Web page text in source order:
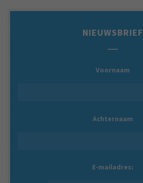
NIEUWSBRIEF
Voornaam
Achternaam
E-mailadres: